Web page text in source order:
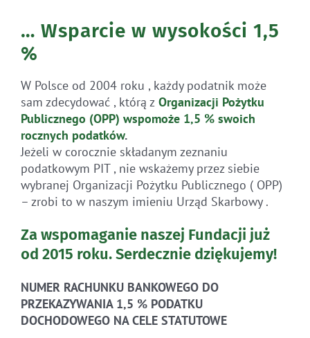
… Wsparcie w wysokości 1,5
%
W Polsce od 2004 roku , każdy podatnik może
sam zdecydować , którą zOrganizacji Pożytku
Publicznego (OPP) wspomoże 1,5 % swoich
rocznych podatków.
Jeżeli w corocznie składanym zeznaniu
podatkowym PIT , nie wskażemy przez siebie
wybranej Organizacji Pożytku Publicznego ( OPP)
– zrobi to w naszym imieniu Urząd Skarbowy .
Za wspomaganie naszej Fundacji już
od 2015 roku.Serdecznie dziękujemy!
NUMER RACHUNKU BANKOWEGO DO
PRZEKAZYWANIA 1,5 % PODATKU
DOCHODOWEGO NA CELE STATUTOWE